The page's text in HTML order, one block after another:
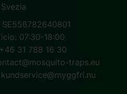
Svezia
07:30-18:00
31 788 16 30
traps.eu
kundservice@myggfri.nu